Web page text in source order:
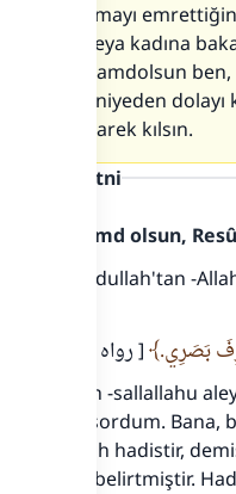
sakındırmayı
alması veya kadına
Allah'a hamdolsun
bu iki saniyeden
sizi mübarek kılsın.
Cevap metni
Allah'a hamd olsun,
Cerîr b. Abdullah'tan -
بَصَرِي.
[ رواه مسلم ]
"Rasûlullah -sallallahu
hakkında sordum.
hasen sahih hadistir,
olduğunu belirtmiştir.